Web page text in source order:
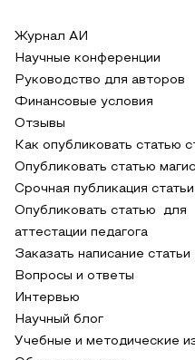
Журнал АИ
Научные конференции
Руководство для авторов
Финансовые условия
Отзывы
Как опубликовать статью
Опубликовать статью
Срочная публикация статьи
Опубликовать статью для
аттестации педагога
Заказать написание статьи
Вопросы и ответы
Интервью
Научный блог
Учебные и методические